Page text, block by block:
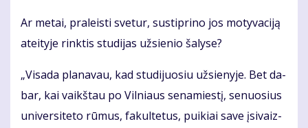
Ar me­tai, pra­leis­ti sve­tur, su­stip­ri­no jos mo­ty­va­ci­ją
at­ei­ty­je rink­tis stu­di­jas už­sie­nio ša­ly­se?
„Vi­sa­da pla­na­vau, kad stu­di­juo­siu už­sie­ny­je. Bet da­
bar, kai vaikš­tau po Vil­niaus se­na­mies­tį, se­nuo­sius
uni­ver­si­te­to rū­mus, fa­kul­te­tus, pui­kiai sa­ve įsi­vaiz­